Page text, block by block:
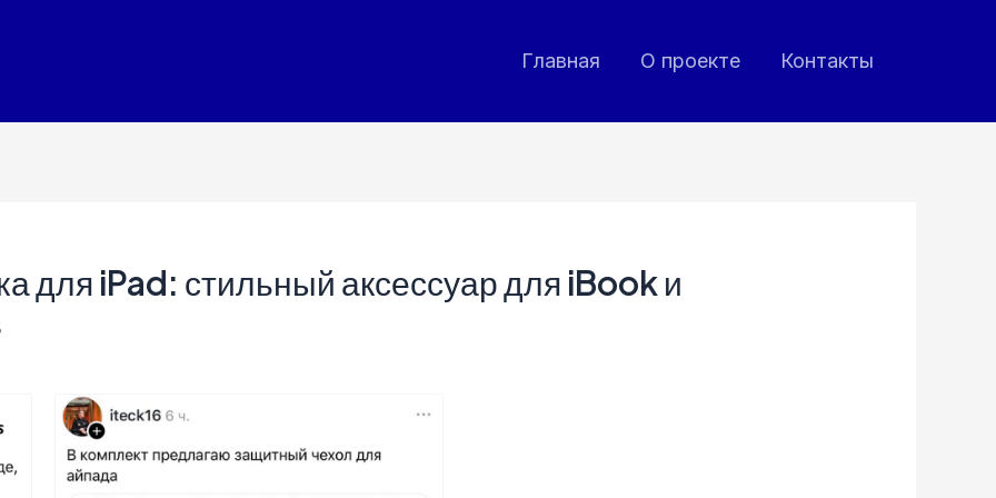
Главная О проекте Контакты
для iPad: стильный аксессуар для iBook и